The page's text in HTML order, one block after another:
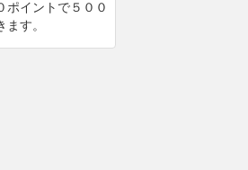
ポイントで５００
す。